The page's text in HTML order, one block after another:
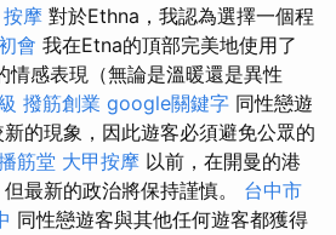
摩 對於Ethna，我認為選擇一個程
會 我在Etna的頂部完美地使用了
情感表現（無論是溫暖還是異性
撥筋創業 google關鍵字 同性戀遊
的現象，因此遊客必須避免公眾的
筋堂 大甲按摩 以前，在開曼的港
最新的政治將保持謹慎。 台中市
同性戀遊客與其他任何遊客都獲得